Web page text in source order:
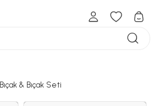
Bıçak & Bıçak Seti